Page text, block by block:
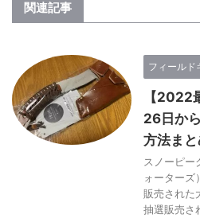
関連記事
フィールド
【2022
26日か
方法ま
スノーピー
ォーターズ
販売された
抽選販売さ